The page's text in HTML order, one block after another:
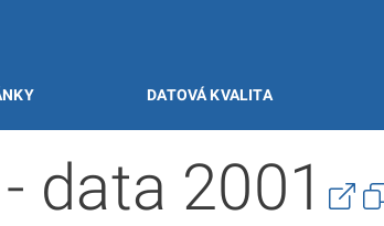
DATOVÁ KVALITA
data 2001